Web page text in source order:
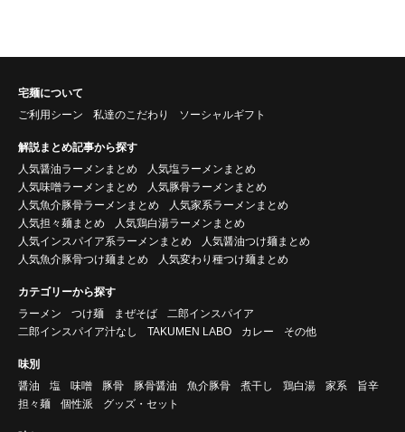
宅麺について
ご利用シーン
私達のこだわり ソーシャルギフト
解説まとめ記事から探す
人気醤油ラーメンまとめ
人気塩ラーメンまとめ
人気味噌ラーメンまとめ
人気豚骨ラーメンまとめ
人気魚介豚骨ラーメンまとめ
人気家系ラーメンまとめ
人気担々麺まとめ
人気鶏白湯ラーメンまとめ
人気インスパイア系ラーメンまとめ
人気醤油つけ麺まとめ
人気魚介豚骨つけ麺まとめ
人気変わり種つけ麺まとめ
カテゴリーから探す
ラーメン
つけ麺 まぜそば
二郎インスパイア
二郎インスパイア汁なし
TAKUMEN LABO カレー その他
味別
醤油
塩 味噌 豚骨 豚骨醤油 魚介豚骨 煮干し 鶏白湯 家系
旨辛
担々麺
個性派 グッズ・セット